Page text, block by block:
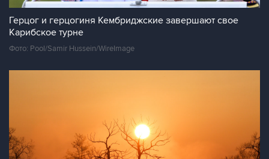
Герцог и герцогиня Кембриджские завершают свое
Карибское турне
Фото: Pool/Samir Hussein/WireImage